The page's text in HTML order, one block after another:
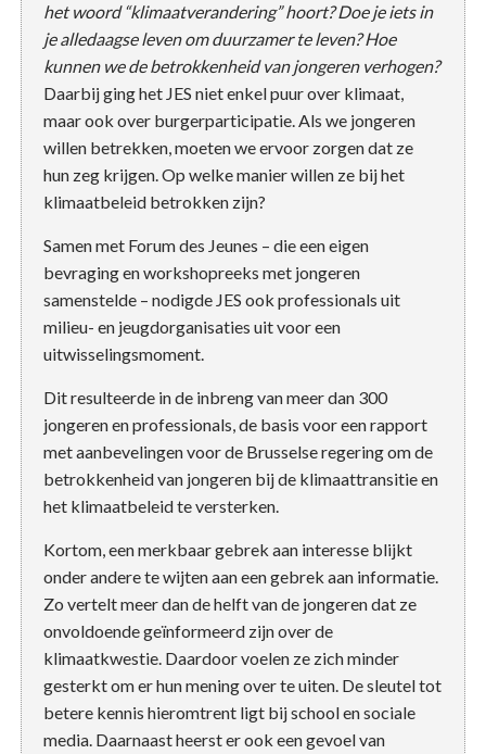
het woord “klimaatverandering” hoort? Doe je iets in
je alledaagse leven om duurzamer te leven? Hoe
kunnen we de betrokkenheid van jongeren verhogen?
Daarbij ging het JES niet enkel puur over klimaat,
maar ook over burgerparticipatie. Als we jongeren
willen betrekken, moeten we ervoor zorgen dat ze
hun zeg krijgen. Op welke manier willen ze bij het
klimaatbeleid betrokken zijn?
Samen met Forum des Jeunes – die een eigen
bevraging en workshopreeks met jongeren
samenstelde – nodigde JES ook professionals uit
milieu- en jeugdorganisaties uit voor een
uitwisselingsmoment.
Dit resulteerde in de inbreng van meer dan 300
jongeren en professionals, de basis voor een rapport
met aanbevelingen voor de Brusselse regering om de
betrokkenheid van jongeren bij de klimaattransitie en
het klimaatbeleid te versterken.
Kortom, een merkbaar gebrek aan interesse blijkt
onder andere te wijten aan een gebrek aan informatie.
Zo vertelt meer dan de helft van de jongeren dat ze
onvoldoende geïnformeerd zijn over de
klimaatkwestie. Daardoor voelen ze zich minder
gesterkt om er hun mening over te uiten. De sleutel tot
betere kennis hieromtrent ligt bij school en sociale
media. Daarnaast heerst er ook een gevoel van